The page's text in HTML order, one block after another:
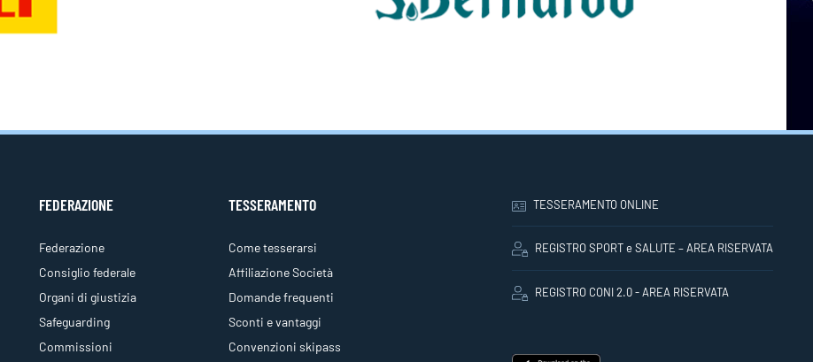
FEDERAZIONE
Federazione
Consiglio federale
Organi di giustizia
Safeguarding
Commissioni
TESSERAMENTO
Come tesserarsi
Affiliazione Società
Domande frequenti
Sconti e vantaggi
Convenzioni skipass
TESSERAMENTO ONLINE
REGISTRO SPORT e SALUTE – AREA RISERVATA
REGISTRO CONI 2.0 - AREA RISERVATA